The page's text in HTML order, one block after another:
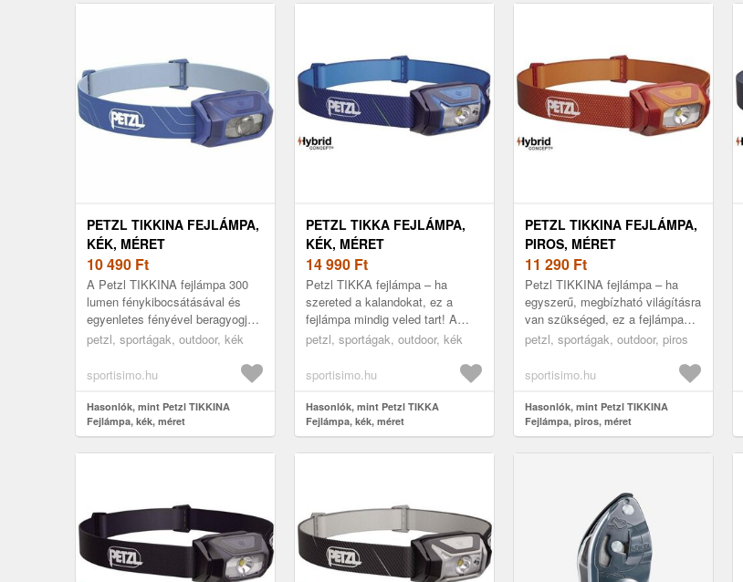
PETZL TIKKINA FEJLÁMPA,
KÉK, MÉRET
10 490 Ft
A Petzl TIKKINA fejlámpa 300
lumen fénykibocsátásával és
egyenletes fényével beragyogja a
csillagok alatti estéket. Remek
petzl, sportágak, outdoor, kék
sportisimo.hu
Hasonlók, mint Petzl TIKKINA
Fejlámpa, kék, méret
PETZL TIKKA FEJLÁMPA,
KÉK, MÉRET
14 990 Ft
Petzl TIKKA fejlámpa – ha
szereted a kalandokat, ez a
fejlámpa mindig veled tart! A
TIKKA 350 lumenes fényereje
kempi...
petzl, sportágak, outdoor, kék
sportisimo.hu
Hasonlók, mint Petzl TIKKA
Fejlámpa, kék, méret
PETZL TIKKINA FEJLÁMPA,
PIROS, MÉRET
11 290 Ft
Petzl TIKKINA fejlámpa – ha
egyszerű, megbízható világításra
van szükséged, ez a fejlámpa
nem hagy cserben! A TIKKINA
petzl, sportágak, outdoor, piros
sportisimo.hu
Hasonlók, mint Petzl TIKKINA
Fejlámpa, piros, méret